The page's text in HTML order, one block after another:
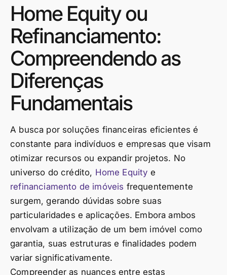
Home Equity ou
Refinanciamento:
Compreendendo as
Diferenças
Fundamentais
A busca por soluções financeiras eficientes é
constante para indivíduos e empresas que visam
otimizar recursos ou expandir projetos. No
universo do crédito, Home Equity e
refinanciamento de imóveis frequentemente
surgem, gerando dúvidas sobre suas
particularidades e aplicações. Embora ambos
envolvam a utilização de um bem imóvel como
garantia, suas estruturas e finalidades podem
variar significativamente.
Compreender as nuances entre estas